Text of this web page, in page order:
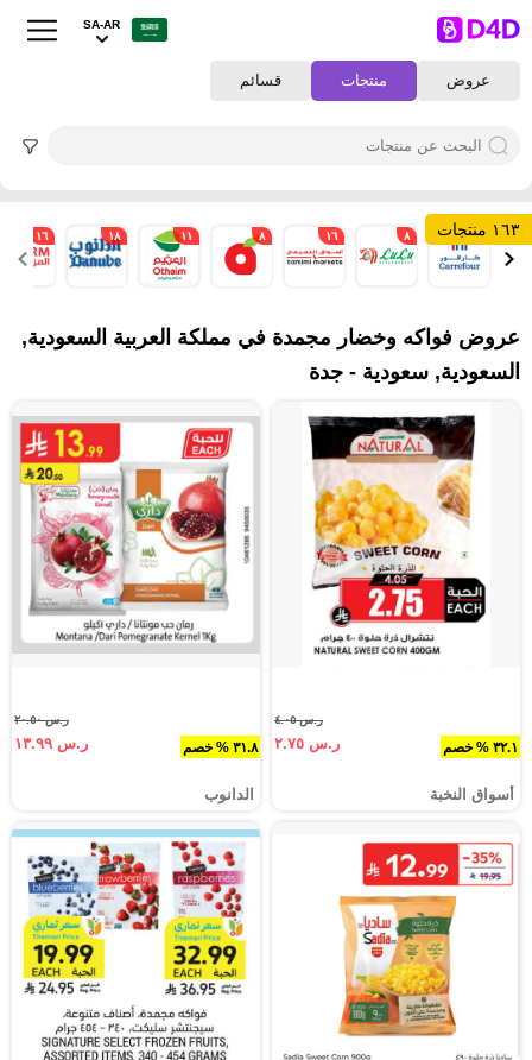
عروض منتجات قسائم
SA-AR
١٦٣ منتجات ١٦ ٨ ١٦ ٨ ١١ ١٨ ١٦
عروض فواكه وخضار مجمدة في مملكة العربية السعودية,
السعودية, سعودية - جدة
٣٢.١ % خصم
ر.س ٤.٠٥
ر.س ٢.٧٥
أسواق النخبة
٣١.٨ % خصم
ر.س ٢٠.٥٠
ر.س ١٣.٩٩
الدانوب